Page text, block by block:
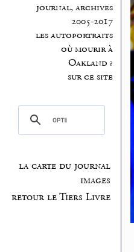
journal, archives
2005-2017
les autoportraits
où mourir à
Oakland ?
sur ce site
la carte du journal
images
retour le Tiers Livre